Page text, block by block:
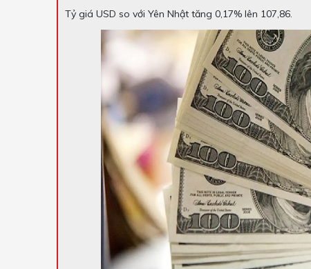
Tỷ giá USD so với Yên Nhật tăng 0,17% lên 107,86.